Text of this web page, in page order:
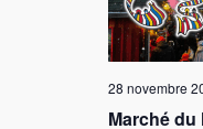
Marché du
28 novembre